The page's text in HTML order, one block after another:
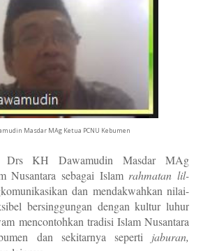
Masdar MAg Ketua PCNU Kebumen
Drs KH Dawamudin Masdar MAg
Nusantara sebagai Islam rahmatan lil-
dan mendakwahkan nilai-
bersinggungan dengan kultur luhur
mencontohkan tradisi Islam Nusantara
dan sekitarnya seperti jaburan,